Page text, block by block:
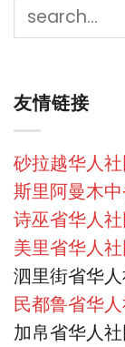
友情链接
砂拉越华人
斯里阿曼木
诗巫省华人
美里省华人
泗里街省华
民都鲁省华
加帛省华人